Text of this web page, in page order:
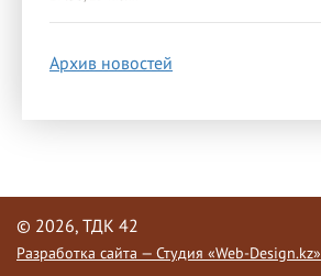
Архив новостей
© 2026, ТДК 42
Разработка сайта — Студия «Web-Design.kz»